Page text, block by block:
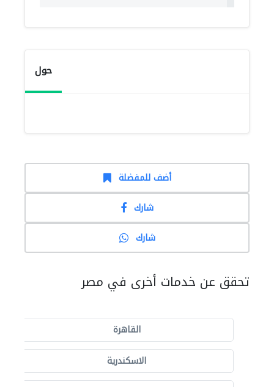
حول
أضف للمفضلة
شارك
شارك
تحقق عن خدمات أخرى في مصر
القاهرة
الاسكندرية